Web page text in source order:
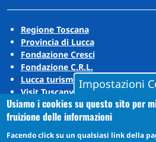
Regione Toscana
Provincia di Lucca
Fondazione Cresci
Fondazione C.R.L.
Lucca turismo
Visit Tuscany
Puccini Lands
Social media
Impostazioni
Usiamo i cookies su questo sito per
fruizione delle informazioni
Facendo click su un qualsiasi link della